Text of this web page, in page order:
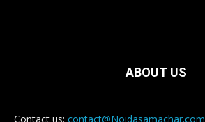
ABOUT US
Contact us: contact@Noidasamachar.com